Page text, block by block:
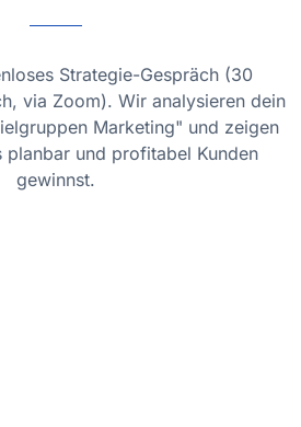
Strategie-Gespräch (30
via Zoom). Wir analysieren dein
Marketing" und zeigen
planbar und profitabel Kunden
gewinnst.